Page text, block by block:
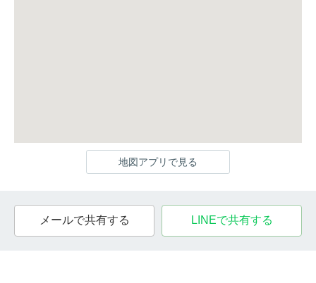
地図アプリで見る
メールで共有する LINEで共有する